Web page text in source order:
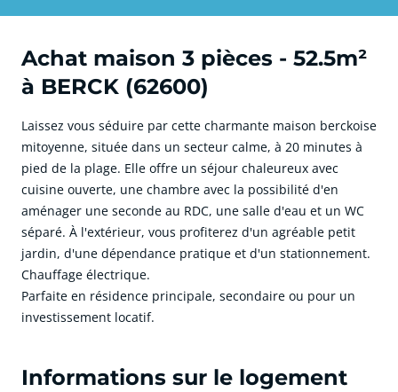
Achat maison 3 pièces - 52.5m²
à BERCK (62600)
Laissez vous séduire par cette charmante maison berckoise
mitoyenne, située dans un secteur calme, à 20 minutes à
pied de la plage. Elle offre un séjour chaleureux avec
cuisine ouverte, une chambre avec la possibilité d'en
aménager une seconde au RDC, une salle d'eau et un WC
séparé. À l'extérieur, vous profiterez d'un agréable petit
jardin, d'une dépendance pratique et d'un stationnement.
Chauffage électrique.
Parfaite en résidence principale, secondaire ou pour un
investissement locatif.
Informations sur le logement